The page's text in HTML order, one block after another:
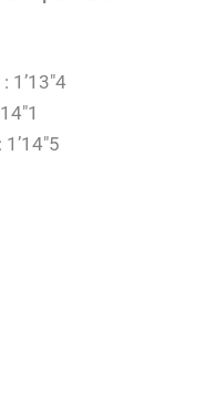
1’13″4